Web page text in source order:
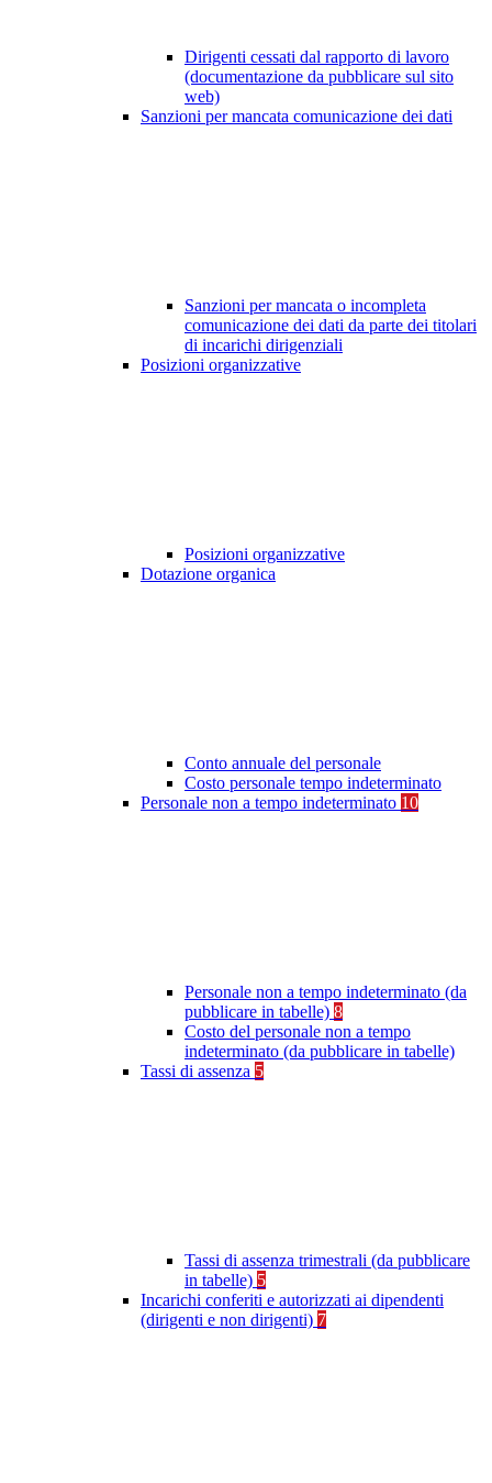
Dirigenti cessati dal rapporto di lavoro
(documentazione da pubblicare sul sito
web)
Sanzioni per mancata comunicazione dei dati
Sanzioni per mancata o incompleta
comunicazione dei dati da parte dei titolari
di incarichi dirigenziali
Posizioni organizzative
Posizioni organizzative
Dotazione organica
Conto annuale del personale
Costo personale tempo indeterminato
Personale non a tempo indeterminato 10
Personale non a tempo indeterminato (da
pubblicare in tabelle) 8
Costo del personale non a tempo
indeterminato (da pubblicare in tabelle)
Tassi di assenza 5
Tassi di assenza trimestrali (da pubblicare
in tabelle) 5
Incarichi conferiti e autorizzati ai dipendenti
(dirigenti e non dirigenti) 7